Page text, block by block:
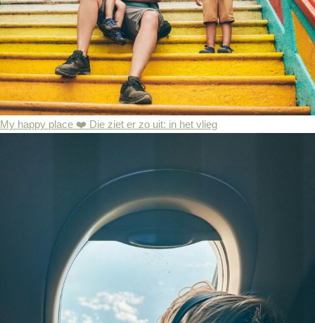
My happy place ❤️ Die ziet er zo uit: in het vlieg